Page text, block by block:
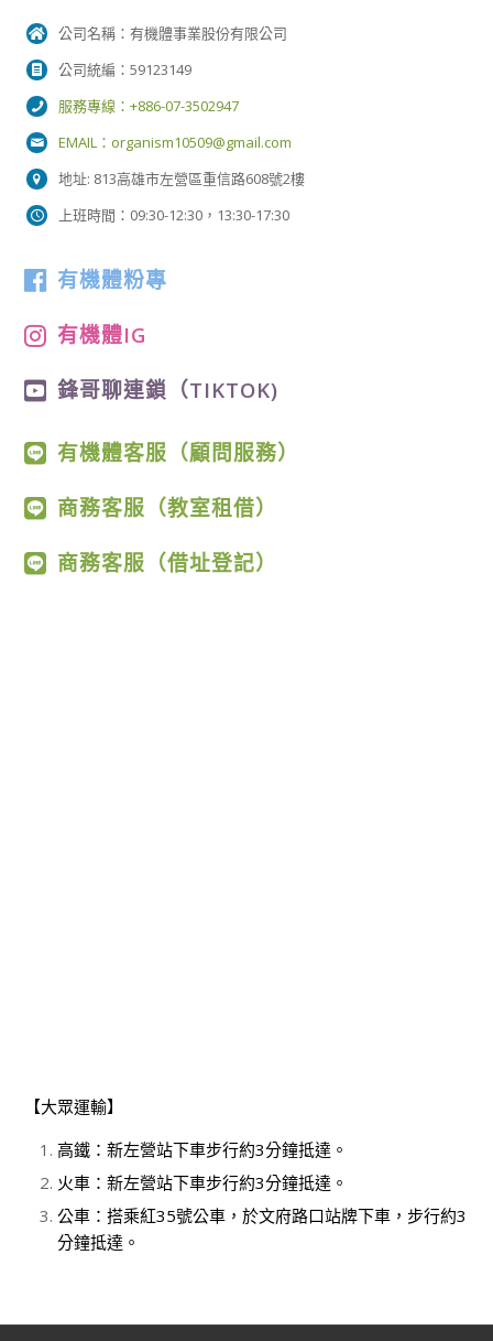
公司名稱：有機體事業股份有限公司
公司統編：59123149
服務專線：+886-07-3502947
EMAIL： organism10509@gmail.com
地址: 813高雄市左營區重信路608號2樓
上班時間：09:30-12:30，13:30-17:30
有機體粉專
有機體IG
鋒哥聊連鎖（TIKTOK)
有機體客服（顧問服務）
商務客服（教室租借）
商務客服（借址登記）
【大眾運輸】
高鐵：新左營站下車步行約3分鐘抵達。
火車：新左營站下車步行約3分鐘抵達。
公車：搭乘紅35號公車，於文府路口站牌下車，步行約3
分鐘抵達。